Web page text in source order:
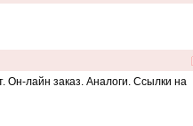
Он-лайн заказ. Аналоги. Ссылки на